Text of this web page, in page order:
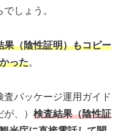
しょう。
果（陰性証明）もコピー
った。
査パッケージ運用ガイド
、） 検査結果（陰性証